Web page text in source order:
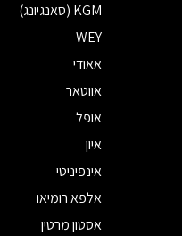
KGM (סאנגיונג)
WEY
אאודי
אווטאר
אופל
איון
אינפיניטי
אלפא רומיאו
אסטון מרטין